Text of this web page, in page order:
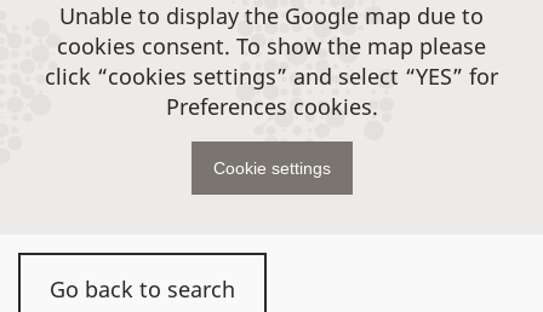
Go back to search
Unable to display the Google map due to
cookies consent. To show the map please
click “cookies settings” and select “YES” for
Preferences cookies.
Cookie settings